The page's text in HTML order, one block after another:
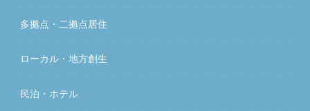
多拠点・二拠点居住
ローカル・地方創生
民泊・ホテル